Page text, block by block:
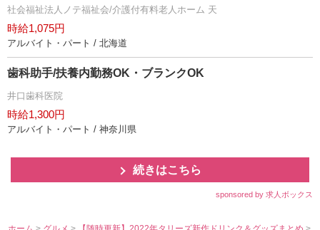
社会福祉法人ノテ福祉会/介護付有料老人ホーム 天
時給1,075円
アルバイト・パート / 北海道
歯科助手/扶養内勤務OK・ブランクOK
井口歯科医院
時給1,300円
アルバイト・パート / 神奈川県
続きはこちら
sponsored by 求人ボックス